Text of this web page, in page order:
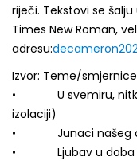
riječi. Tekstovi se
Times New Roman,
adresu:
Izvor: Teme/
• U svemiru, nitko
izolaciji)
• Junaci našeg
• Ljubav u doba